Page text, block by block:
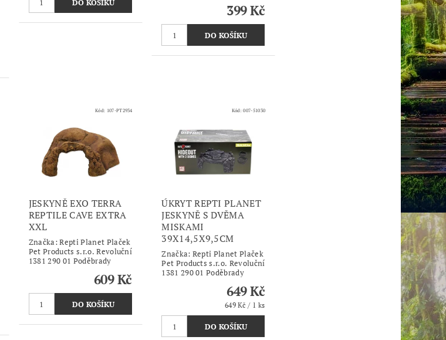
399 Kč
Kód: 107-PT2934
JESKYNĚ EXO TERRA
REPTILE CAVE EXTRA
XXL
Značka:Repti Planet Plaček
Pet Products s.r.o. Revoluční
1381 290 01 Poděbrady
609 Kč
Kód:007-51030
ÚKRYT REPTI PLANET
JESKYNĚ S DVĚMA
MISKAMI
39X14,5X9,5CM
Značka: Repti Planet Plaček
Pet Products s.r.o. Revoluční
1381 290 01 Poděbrady
649 Kč
649 Kč / 1 ks